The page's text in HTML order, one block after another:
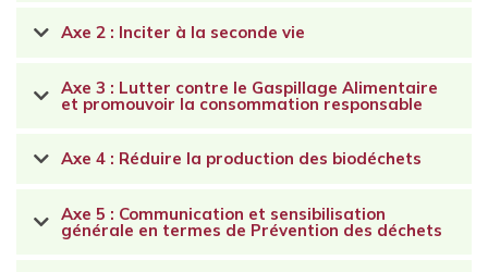
Axe 2 : Inciter à la seconde vie
Axe 3 : Lutter contre le Gaspillage Alimentaire
et promouvoir la consommation responsable
Axe 4 : Réduire la production des biodéchets
Axe 5 : Communication et sensibilisation
générale en termes de Prévention des déchets